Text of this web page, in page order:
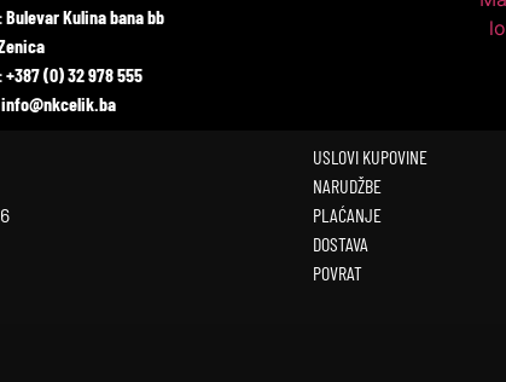
Bulevar Kulina bana bb
+387 (0) 32 978 555
info@nkcelik.ba
USLOVI KUPOVINE
NARUDŽBE
PLAĆANJE
DOSTAVA
POVRAT